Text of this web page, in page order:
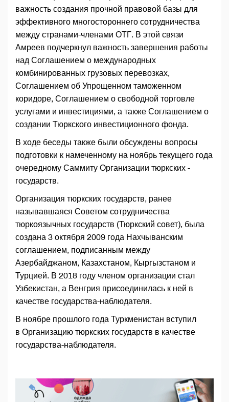
важность создания прочной правовой базы для
эффективного многостороннего сотрудничества
между странами-членами ОТГ. В этой связи
Амреев подчеркнул важность завершения работы
над Соглашением о международных
комбинированных грузовых перевозках,
Соглашением об Упрощенном таможенном
коридоре, Соглашением о свободной торговле
услугами и инвестициями, а также Соглашением о
создании Тюркского инвестиционного фонда.
В ходе беседы также были обсуждены вопросы
подготовки к намеченному на ноябрь текущего года
очередному Саммиту Организации тюркских ­
государств.
Организация тюркских государств, ранее
называвшаяся Советом сотрудничества
тюркоязычных государств (Тюркский совет), была
создана 3 октября 2009 года Нахчыванским
соглашением, подписанным между
Азербайджаном, Казахстаном, Кыргызстаном и
Турцией. В 2018 году членом организации стал
Узбекистан, а Венгрия присоединилась к ней в
качестве государства-наблюдателя.
В ноябре прошлого года Туркменистан вступил
в Организацию тюркских государств в качестве
государства-наблюдателя.